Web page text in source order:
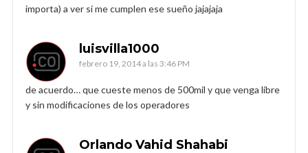
importa) a ver si me cumplen ese sueño jajajaja
luisvilla1000
febrero 19, 2014 a las 3:46 PM
de acuerdo… que cueste menos de 500mil y que venga libre
y sin modificaciones de los operadores
Orlando Vahid Shahabi